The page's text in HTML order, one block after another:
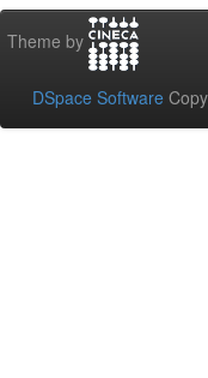
Theme by
DSpace Software